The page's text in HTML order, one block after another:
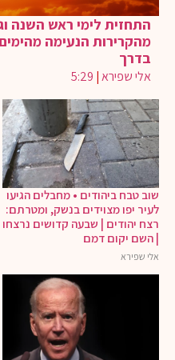
התחזית לימי ראש השנה
מהקרירות הנעימה
בדרך
אלי שפירא|
5:29
שוב טבח ביהודים • מחבלים הגיעו
לעיר יפו מצוידים בנשק, ומטרתם:
רצח יהודים | שבעה קדושים נרצחו
| השם יקום דמם
אלי שפירא